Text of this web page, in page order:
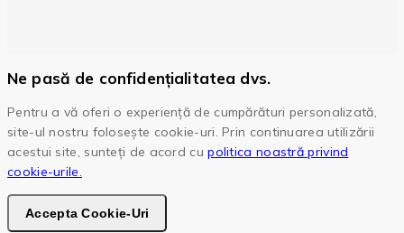
Ne pasă de confidențialitatea dvs.
Pentru a vă oferi o experiență de cumpărături personalizată,
site-ul nostru folosește cookie-uri. Prin continuarea utilizării
acestui site, sunteți de acord cupolitica noastră privind
cookie-urile.
Accepta Cookie-Uri